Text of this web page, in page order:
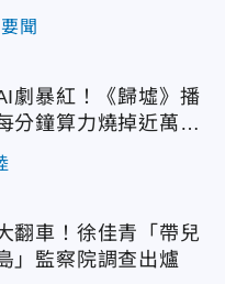
要聞
劇暴紅！《歸墟》播
鐘算力燒掉近萬台
翻車！徐佳青「帶兒
」監察院調查出爐